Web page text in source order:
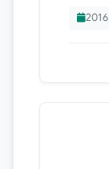
2016